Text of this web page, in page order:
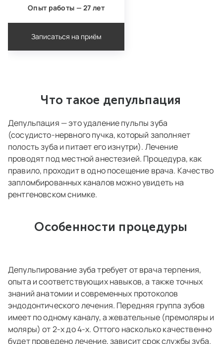
Опыт работы — 27 лет
Записаться на приём
Что такое депульпация
Депульпация — это удаление пульпы зуба
(сосудисто-нервного пучка, который заполняет
полость зуба и питает его изнутри). Лечение
проводят под местной анестезией. Процедура, как
правило, проходит в одно посещение врача. Качество
запломбированных каналов можно увидеть на
рентгеновском снимке.
Особенности процедуры
Депульпирование зуба требует от врача терпения,
опыта и соответствующих навыков, а также точных
знаний анатомии и современных протоколов
эндодонтического лечения. Передняя группа зубов
имеет по одному каналу, а жевательные (премоляры и
моляры) от 2-х до 4-х. Оттого насколько качественно
будет проведено лечение, зависит срок службы зуба.